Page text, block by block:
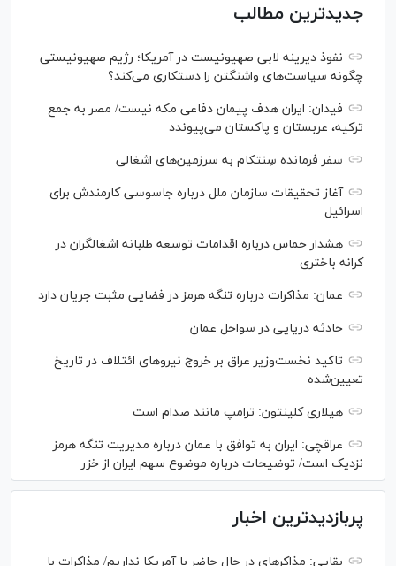
جدیدترین مطالب
نفوذ دیرینه لابی صهیونیست در آمریکا؛ رژیم صهیونیستی
چگونه سیاست‌های واشنگتن را دستکاری می‌کند؟
فیدان: ایران هدف پیمان دفاعی مکه نیست/ مصر به جمع
ترکیه، عربستان و پاکستان می‌پیوندد
سفر فرمانده سِنتکام به سرزمین‌های اشغالی
آغاز تحقیقات سازمان ملل درباره جاسوسی کارمندش برای
اسرائیل
هشدار حماس درباره اقدامات توسعه طلبانه اشغالگران در
کرانه باختری
عمان: مذاکرات درباره تنگه هرمز در فضایی مثبت جریان دارد
حادثه دریایی در سواحل عمان
تاکید نخست‌وزیر عراق بر خروج نیروهای ائتلاف در تاریخ
تعیین‌شده
هیلاری کلینتون: ترامپ مانند صدام است
عراقچی: ایران به توافق با عمان درباره مدیریت تنگه هرمز
نزدیک است/ توضیحات درباره موضوع سهم ایران از خزر
پربازدیدترین اخبار
بقایی: مذاکره‎ای در حال حاضر با آمریکا نداریم/ مذاکرات با